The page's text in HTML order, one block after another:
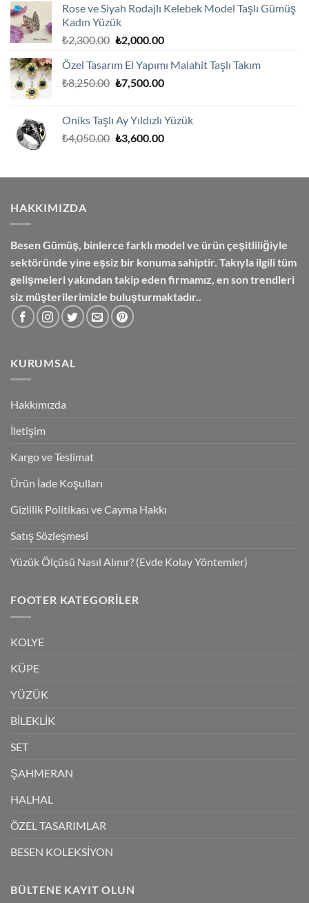
Rose ve Siyah Rodajlı Kelebek Model Taşlı Gümüş
Kadın Yüzük
₺2,300.00 Orijinal
₺2,300.00.
₺2,000.00Şu
fiyat:
₺2,000.00.
Özel Tasarım El Yapımı Malahit Taşlı Takım
₺8,250.00 Orijinal
₺7,500.00Şu
₺7,500.00.
Oniks Taşlı Ay Yıldızlı Yüzük
₺4,050.00 Orijinal
₺3,600.00Şu
₺3,600.00.
HAKKIMIZDA
Besen Gümüş, binlerce farklı model ve ürün çeşitliliğiyle
sektöründe yine eşsiz bir konuma sahiptir. Takıyla ilgili tüm
gelişmeleri yakından takip eden firmamız, en son trendleri
siz müşterilerimizle buluşturmaktadır..
KURUMSAL
Hakkımızda
İletişim
Kargo ve Teslimat
Ürün İade Koşulları
Gizlilik Politikası ve Cayma Hakkı
Satış Sözleşmesi
Yüzük Ölçüsü Nasıl Alınır? (Evde Kolay Yöntemler)
FOOTER KATEGORILER
KOLYE
KÜPE
YÜZÜK
BİLEKLİK
SET
ŞAHMERAN
HALHAL
ÖZEL TASARIMLAR
BESEN KOLEKSİYON
BÜLTENE KAYIT OLUN